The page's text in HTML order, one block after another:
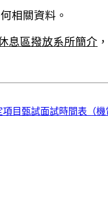
相關資料。
息區撥放系所簡介
目甄試面試時間表（機